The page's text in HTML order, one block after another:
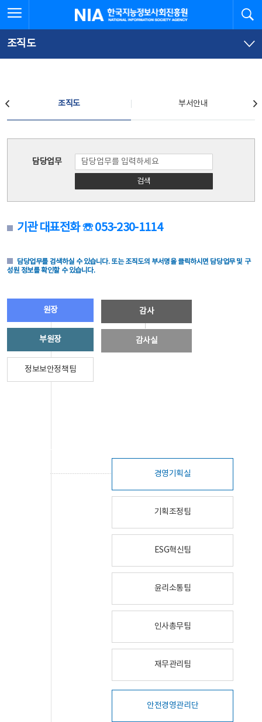
문
로
가
체
뉴
바
가
한국지능정보사회진흥원
조직도
조직도 부서안내
담당업무
검색
기관 대표전화 ☏ 053-230-1114
담당업무를 검색하실 수 있습니다. 또는 조직도의 부서명을 클릭하시면 담당업무 및 구
성원 정보를 확인할 수 있습니다.
원장
부원장
정보보안정책팀
감사
감사실
경영기획실
기획조정팀
ESG혁신팀
윤리소통팀
인사총무팀
재무관리팀
안전경영관리단